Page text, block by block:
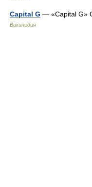
Capital G — «Capital G»
Википедия